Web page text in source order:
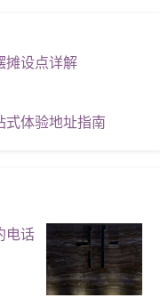
但同时也暴露出了
、噪音污染等。这
能引发安全事故，
决定开展大规模的
防安全**：检查消
，以及员工是否具备
全**：核实KTV是否
必要证件。 - **合规
非法赌博等行为。 -
摊设点详解
式体验地址指南
电话